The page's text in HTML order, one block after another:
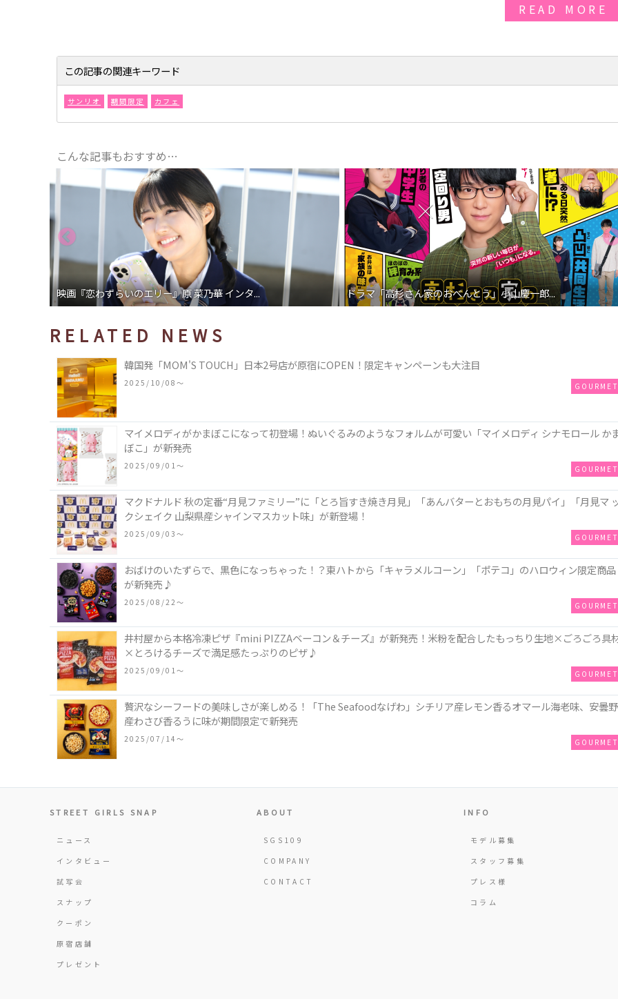
READ MORE
この記事の関連キーワード
サンリオ 期間限定 カフェ
こんな記事もおすすめ…
映画『恋わずらいのエリー』原 菜乃華 インタ... ドラマ「高杉さん家のおべんとう」小山慶一郎...
RELATED NEWS
韓国発「MOM'S TOUCH」日本2号店が原宿にOPEN！限定キャンペーンも大注目
2025/10/08〜 GOURMET
マイメロディがかまぼこになって初登場！ぬいぐるみのようなフォルムが可愛い「マイメロディ シナモロール か
ぼこ」が新発売
2025/09/01〜 GOURMET
マクドナルド 秋の定番“月見ファミリー”に「とろ旨すき焼き月見」「あんバターとおもちの月見パイ」「月見マ
クシェイク 山梨県産シャインマスカット味」が新登場！
2025/09/03〜 GOURMET
おばけのいたずらで、黒色になっちゃった！？東ハトから「キャラメルコーン」「ポテコ」のハロウィン限定商品
が新発売♪
2025/08/22〜 GOURMET
井村屋から本格冷凍ピザ『mini PIZZAベーコン＆チーズ』が新発売！米粉を配合したもっちり生地×ごろごろ具
×とろけるチーズで満足感たっぷりのピザ♪
2025/09/01〜 GOURMET
贅沢なシーフードの美味しさが楽しめる！「The Seafoodなげわ」シチリア産レモン香るオマール海老味、安曇野
産わさび香るうに味が期間限定で新発売
2025/07/14〜 GOURMET
STREET GIRLS SNAP
ニュース
インタビュー
試写会
スナップ
クーポン
原宿店舗
プレゼント
ABOUT
SGS109
COMPANY
CONTACT
INFO
モデル募集
スタッフ募集
プレス様
コラム